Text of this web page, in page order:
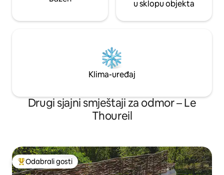
u sklopu objekta
Klima-uređaj
Drugi sjajni smještaji za odmor – Le
Thoureil
Među najviše rangiranima s oznakom „Odabrali gosti”
Odabrali gosti